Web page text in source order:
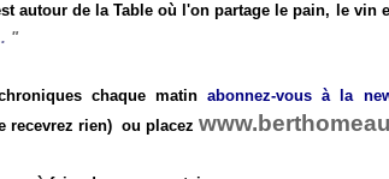
autour de la Table où l'on partage le pain, le vin
"
chaque matinabonnez-vous à la
recevrez rien) ou placez